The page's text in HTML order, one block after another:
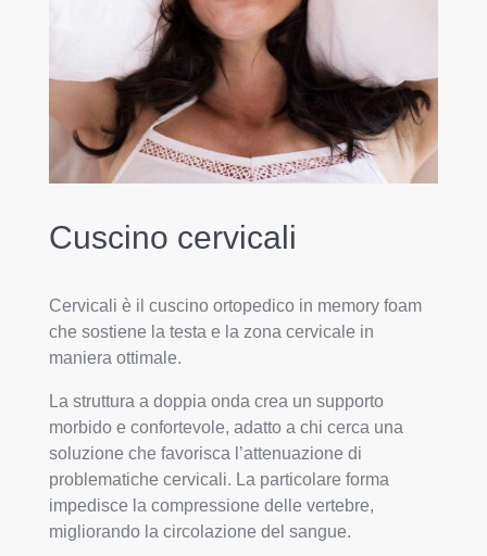
Cuscino cervicali
Cervicali è il cuscino ortopedico in memory foam
che sostiene la testa e la zona cervicale in
maniera ottimale.
La struttura a doppia onda crea un supporto
morbido e confortevole, adatto a chi cerca una
soluzione che favorisca l’attenuazione di
problematiche cervicali. La particolare forma
impedisce la compressione delle vertebre,
migliorando la circolazione del sangue.